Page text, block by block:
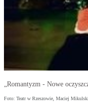
„Romantyzm - Nowe
Foto: Teatr w Rzeszowie, Maciej